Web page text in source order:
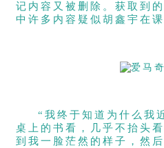
记内容又被删除。获取到
中许多内容疑似胡鑫宇在
“我终于知道为什么我
桌上的书看，几乎不抬头
到我一脸茫然的样子，然